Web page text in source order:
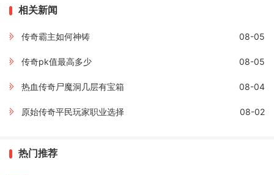
相关新闻
传奇霸主如何神铸 08-05
传奇pk值最高多少 08-05
热血传奇尸魔洞几层有宝箱 08-04
原始传奇平民玩家职业选择 08-02
热门推荐